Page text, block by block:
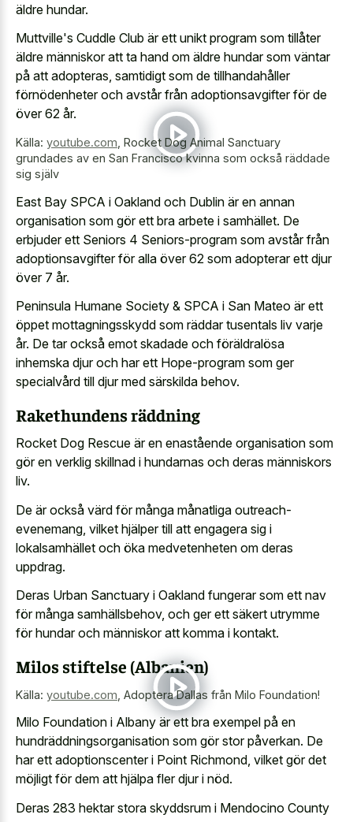
äldre hundar.
Muttville's Cuddle Club är ett unikt program som tillåter
äldre människor att ta hand om äldre hundar som väntar
på att adopteras, samtidigt som de tillhandahåller
förnödenheter och avstår från adoptionsavgifter för de
över 62 år.
Källa: youtube.com Rocket Dog Animal Sanctuary
grundades av en San Francisco kvinna som också räddade
sig själv
East Bay SPCA i Oakland och Dublin är en annan
organisation som gör ett bra arbete i samhället. De
erbjuder ett Seniors 4 Seniors-program som avstår från
adoptionsavgifter för alla över 62 som adopterar ett djur
över 7 år.
Peninsula Humane Society & SPCA i San Mateo är ett
öppet mottagningsskydd som räddar tusentals liv varje
år. De tar också emot skadade och föräldralösa
inhemska djur och har ett Hope-program som ger
specialvård till djur med särskilda behov.
Rakethundens räddning
Rocket Dog Rescue är en enastående organisation som
gör en verklig skillnad i hundarnas och deras människors
liv.
De är också värd för många månatliga outreach-
evenemang, vilket hjälper till att engagera sig i
lokalsamhället och öka medvetenheten om deras
uppdrag.
Deras Urban Sanctuary i Oakland fungerar som ett nav
för många samhällsbehov, och ger ett säkert utrymme
för hundar och människor att komma i kontakt.
Milos stiftelse (Albanien)
Källa: youtube.com Adoptera Dallas från Milo Foundation!
Milo Foundation i Albany är ett bra exempel på en
hundräddningsorganisation som gör stor påverkan. De
har ett adoptionscenter i Point Richmond, vilket gör det
möjligt för dem att hjälpa fler djur i nöd.
Deras 283 hektar stora skyddsrum i Mendocino County